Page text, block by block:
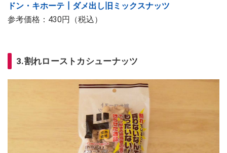
ドン・キホーテ┃ダメ出し旧ミックスナッツ
参考価格：430円（税込）
3.割れローストカシューナッツ